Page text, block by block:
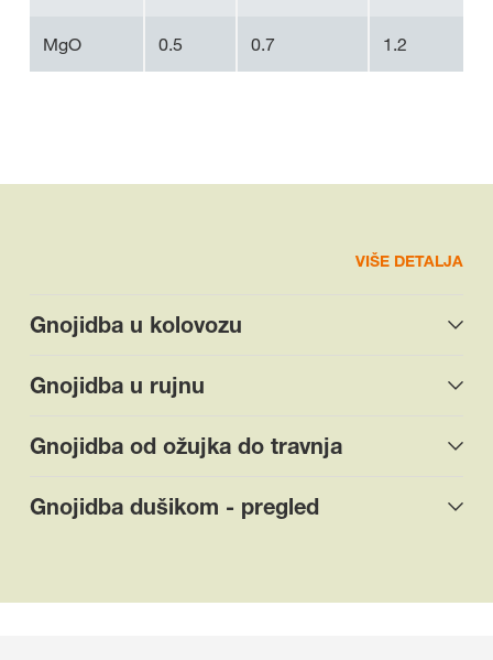
MgO 0.5 0.7 1.2
VIŠE DETALJA
Gnojidba u kolovozu
Gnojidba u rujnu
Gnojidba od ožujka do travnja
Gnojidba dušikom - pregled